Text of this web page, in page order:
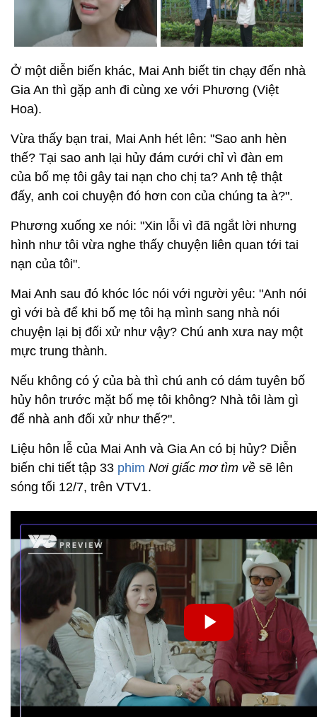
Ở một diễn biến khác, Mai Anh biết tin chạy đến nhà
Gia An thì gặp anh đi cùng xe với Phương (Việt
Hoa).
Vừa thấy bạn trai, Mai Anh hét lên: "Sao anh hèn
thế? Tại sao anh lại hủy đám cưới chỉ vì đàn em
của bố mẹ tôi gây tai nạn cho chị ta? Anh tệ thật
đấy, anh coi chuyện đó hơn con của chúng ta à?".
Phương xuống xe nói: "Xin lỗi vì đã ngắt lời nhưng
hình như tôi vừa nghe thấy chuyện liên quan tới tai
nạn của tôi".
Mai Anh sau đó khóc lóc nói với người yêu: "Anh nói
gì với bà để khi bố mẹ tôi hạ mình sang nhà nói
chuyện lại bị đối xử như vậy? Chú anh xưa nay một
mực trung thành.
Nếu không có ý của bà thì chú anh có dám tuyên bố
hủy hôn trước mặt bố mẹ tôi không? Nhà tôi làm gì
để nhà anh đối xử như thế?".
Liệu hôn lễ của Mai Anh và Gia An có bị hủy? Diễn
biến chi tiết tập 33 phim Nơi giấc mơ tìm về sẽ lên
sóng tối 12/7, trên VTV1.